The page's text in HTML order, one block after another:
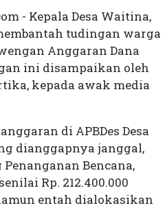
- Kepala Desa Waitina,
tudingan warga
Anggaran Dana
ini disampaikan oleh
kepada awak media
di APBDes Desa
dianggapnya janggal,
Bencana,
Rp. 212.400.000
entah dialokasikan